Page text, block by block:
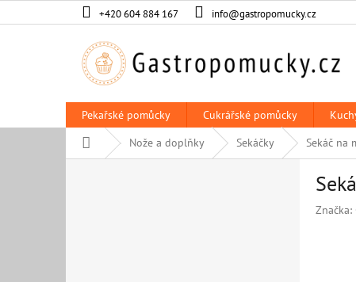
na
+420 604 884 167 info@gastropomucky.cz
Pekařské pomůcky Cukrářské pomůcky
Domů
Nože a doplňky Sekáčky Sekáč na
Značka: